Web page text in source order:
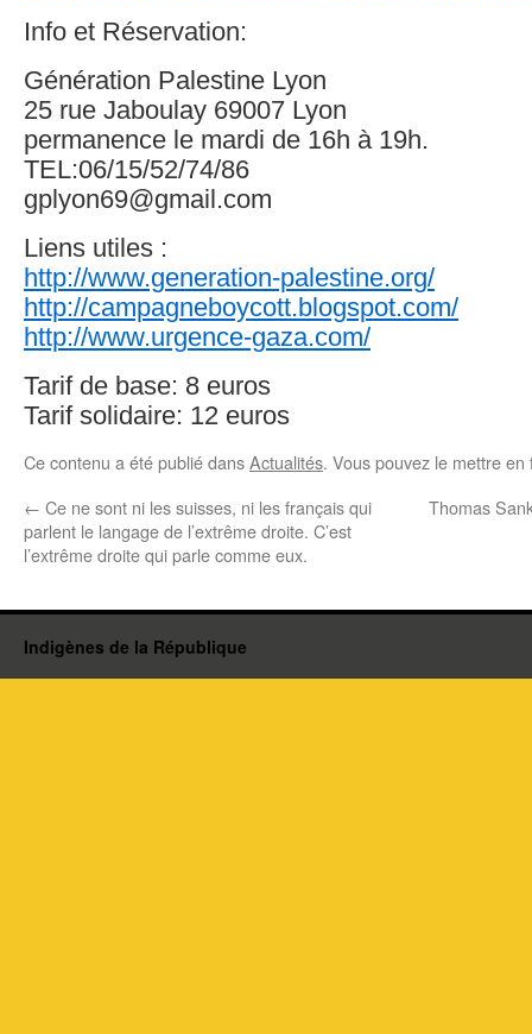
Info et Réservation:
Génération Palestine Lyon
25 rue Jaboulay 69007 Lyon
permanence le mardi de 16h à 19h.
TEL:06/15/52/74/86
gplyon69@gmail.com
Liens utiles :
http://www.generation-palestine.org/
http://campagneboycott.blogspot.com/
http://www.urgence-gaza.com/
Tarif de base: 8 euros
Tarif solidaire: 12 euros
Ce contenu a été publié dansActualités. Vous pouvez le mettre
← Ce ne sont ni les suisses, ni les français qui
parlent le langage de l’extrême droite. C’est
l’extrême droite qui parle comme eux.
Thomas
Indigènes de la République